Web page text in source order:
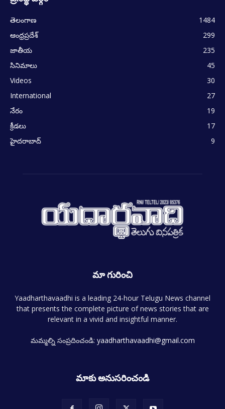
తెలంగాణ
1484
ఆంధ్రప్రదేశ్
299
జాతీయ
235
సినిమాలు
45
Videos
30
International
27
నేరం
19
క్రీడలు
17
హైదరాబాద్
9
మా గురించి
Yaadharthavaadhi is a leading 24-hour Telugu News channel
that presents the complete picture of news stories that are
relevant in a vivid and insightful manner.
మమ్మల్ని సంప్రదించండి: yaadharthavaadhi@gmail.com
మాకు అనుసరించండి